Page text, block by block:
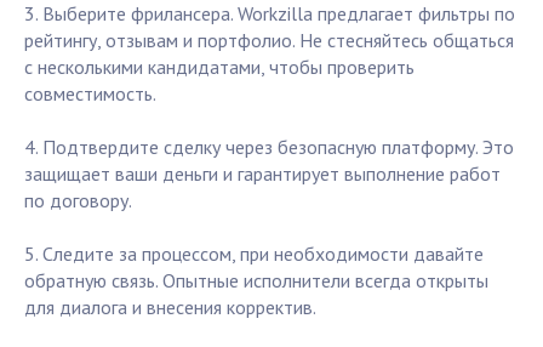
3. Выберите фрилансера. Workzilla предлагает фильтры по
рейтингу, отзывам и портфолио. Не стесняйтесь общаться
с несколькими кандидатами, чтобы проверить
совместимость.
4. Подтвердите сделку через безопасную платформу. Это
защищает ваши деньги и гарантирует выполнение работ
по договору.
5. Следите за процессом, при необходимости давайте
обратную связь. Опытные исполнители всегда открыты
для диалога и внесения корректив.